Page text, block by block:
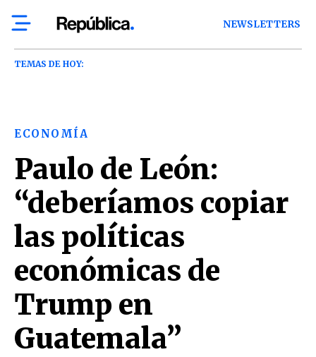
NEWSLETTERS
TEMAS DE HOY:
ECONOMÍA
Paulo de León:
“deberíamos copiar
las políticas
económicas de
Trump en
Guatemala”